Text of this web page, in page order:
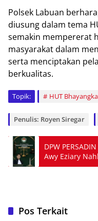
Polsek Labuan
diusung dalam tema
semakin mempererat
masyarakat dalam
serta menciptakan
berkualitas.
Topik: HUT
Penulis: Royen Siregar
DPW
Awy Eziary
Perkuat Akses
Pos Terkait